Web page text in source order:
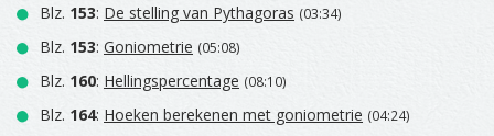
Blz. 153: De stelling van Pythagoras (03:34)
Blz. 153: Goniometrie (05:08)
Blz. 160: Hellingspercentage (08:10)
Blz. 164: Hoeken berekenen met goniometrie (04:24)